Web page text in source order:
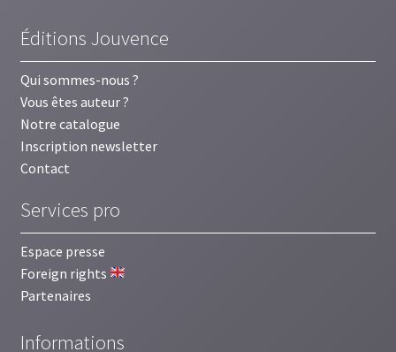
Éditions Jouvence
Qui sommes-nous ?
Vous êtes auteur ?
Notre catalogue
Inscription newsletter
Contact
Services pro
Espace presse
Foreign rights
Partenaires
Informations